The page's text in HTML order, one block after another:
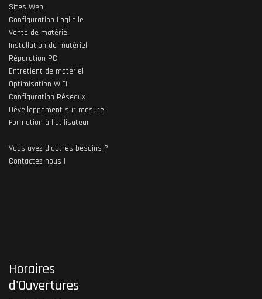
Sites Web
Configuration Logiielle
Vente de matériel
Installation de matériel
Réparation PC
Entretient de matériel
Optimisation WiFi
Configuration Réseaux
Dévelloppement sur mesure
Formation à l'utilisateur
Vous avez d'autres besoins ?
Contactez-nous !
Horaires
d'Ouvertures